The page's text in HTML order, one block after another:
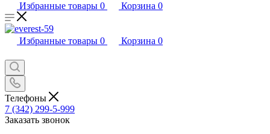
Избранные товары 0 Корзина 0
Избранные товары 0 Корзина 0
Телефоны
7 (342) 299-5-999
Заказать звонок